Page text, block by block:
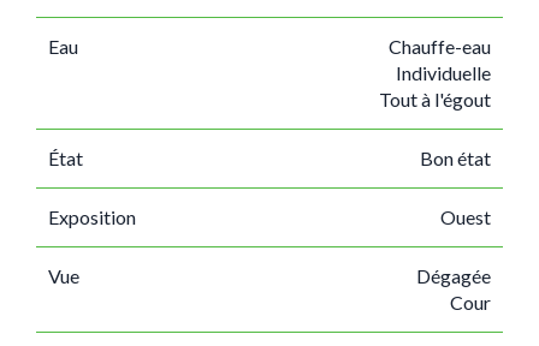
Eau
Chauffe-eau
Individuelle
Tout à l'égout
État Bon état
Exposition Ouest
Vue
Dégagée
Cour